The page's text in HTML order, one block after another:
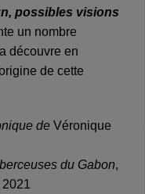
possibles visions
un nombre
découvre en
de cette
de Véronique
du Gabon,